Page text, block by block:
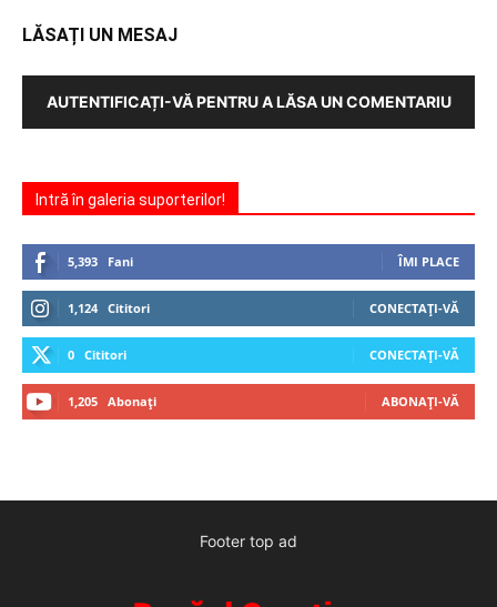
LĂSAȚI UN MESAJ
AUTENTIFICAȚI-VĂ PENTRU A LĂSA UN COMENTARIU
Intră în galeria suporterilor!
5,393 Fani ÎMI PLACE
1,124 Cititori CONECTAȚI-VĂ
0 Cititori CONECTAȚI-VĂ
1,205 Abonați ABONAȚI-VĂ
Footer top ad